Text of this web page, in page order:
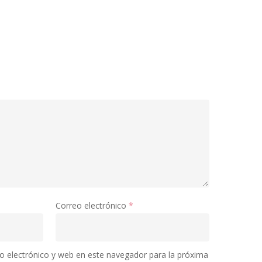
Correo electrónico*
electrónico y web en este navegador para la próxima